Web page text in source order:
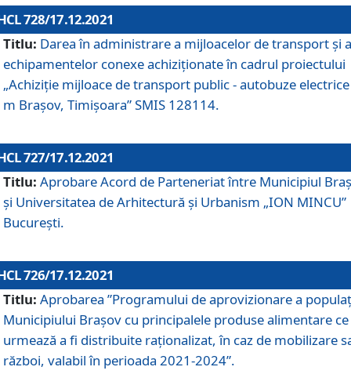
728/17.12.2021
Titlu: Darea în administrare a mijloacelor de transport și a
echipamentelor conexe achiziționate în cadrul proiectului
„Achiziție mijloace de transport public - autobuze
m Brașov, Timișoara” SMIS 128114.
727/17.12.2021
Titlu: Aprobare Acord de Parteneriat între Municipiul
și Universitatea de Arhitectură și Urbanism „ION MINCU”
București.
726/17.12.2021
Titlu: Aprobarea ”Programului de aprovizionare a
Municipiului Braşov cu principalele produse alimentare ce
urmează a fi distribuite raționalizat, în caz de mobilizare
război, valabil în perioada 2021-2024”.